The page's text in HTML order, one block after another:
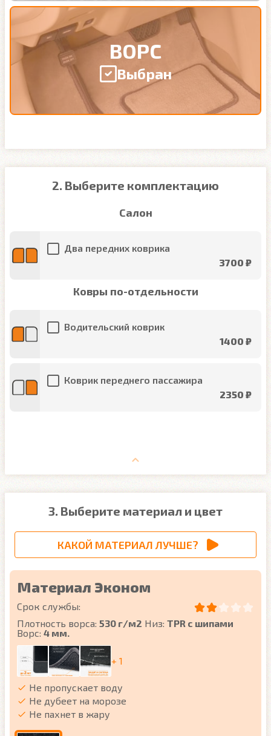
ВОРС
Выбран
2. Выберите комплектацию
Салон
Два передних коврика
3700 ₽
Ковры по-отдельности
Водительский коврик
1400 ₽
Коврик переднего пассажира
2350 ₽
3. Выберите материал и цвет
КАКОЙ МАТЕРИАЛ ЛУЧШЕ?
Материал Эконом
Срок службы:
Плотность ворса: 530 г/м2 Низ: TPR с шипами
Ворс: 4 мм.
+ 1
Не пропускает воду
Не дубеет на морозе
Не пахнет в жару